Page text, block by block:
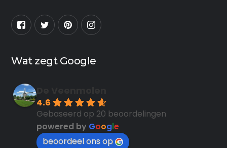
Wat zegt Google
4.6
Gebaseerd op 20 beoordelingen
powered by Google
beoordeel ons op